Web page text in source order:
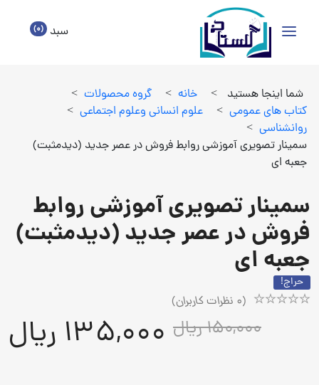
سبد (0)
شما اینجا هستید > خانه > گروه محصولات >
كتاب هاي عمومي > علوم انساني وعلوم اجتماعي >
روانشناسي >
سمینار تصویری آموزشی روابط فروش در عصر جدید (دیدمثبت)
جعبه ای
سمینار تصویری آموزشی روابط
فروش در عصر جدید (دیدمثبت)
جعبه ای
حراج!
(
0 نظرات کاربران)
150,000 ریال 135,000 ریال